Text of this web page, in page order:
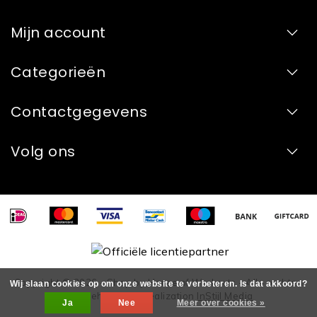
Mijn account
Categorieën
Contactgegevens
Volg ons
Copyright © 2026 - Shop by House of Workouts - Alle rechten
voorbehouden - Realization InStijl Media
Wij slaan cookies op om onze website te verbeteren. Is dat akkoord?
Ja
Nee Meer over cookies »